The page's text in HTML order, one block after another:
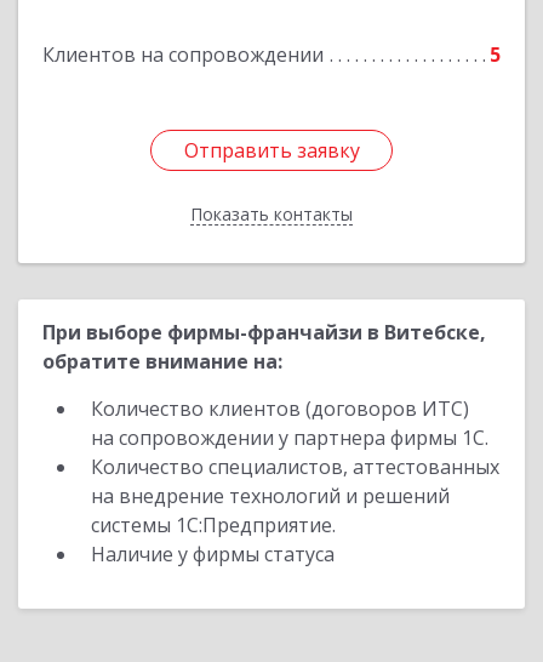
Клиентов на сопровождении 5
Отправить заявку
Показать контакты
Отправить заявку
Назад
При выборе фирмы-франчайзи в Витебске,
обратите внимание на:
Количество клиентов (договоров ИТС)
на сопровождении у партнера фирмы 1С.
Количество специалистов, аттестованных
на внедрение технологий и решений
системы 1С:Предприятие.
Наличие у фирмы статуса